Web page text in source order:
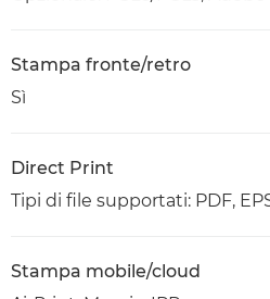
Stampa fronte/retro
Sì
Direct Print
Tipi di file supportati: PDF,
Stampa mobile/cloud